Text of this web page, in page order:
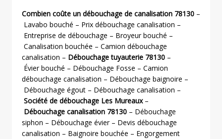
Combien coûte un débouchage de canalisation 78130 –
Lavabo bouché – Prix débouchage canalisation –
Entreprise de débouchage – Broyeur bouché –
Canalisation bouchée – Camion débouchage
canalisation – Débouchage tuyauterie 78130 –
Évier bouché – Débouchage Fosse – Camion
débouchage canalisation – Débouchage baignoire –
Débouchage égout – Débouchage canalisation –
Société de débouchage Les Mureaux–
Débouchage canalisation 78130 – Débouchage
siphon – Débouchage évier – Devis débouchage
canalisation – Baignoire bouchée – Engorgement